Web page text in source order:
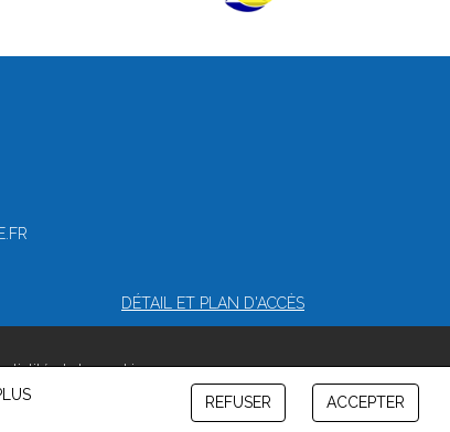
DÉTAIL ET PLAN D'ACCÈS
et de cookies
REFUSER ACCEPTER